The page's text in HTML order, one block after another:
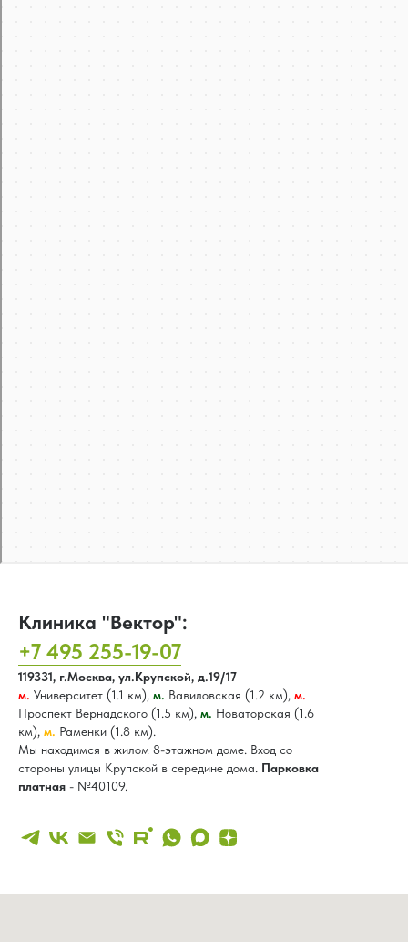
Клиника "Вектор":
+7 495 255-19-07
119331, г.Москва, ул.Крупской, д.19/17
м. Университет (1.1 км), м. Вавиловская (1.2 км), м.
Проспект Вернадского (1.5 км), м. Новаторская (1.6
км), м. Раменки (1.8 км).
Мы находимся в жилом 8-этажном доме. Вход со
стороны улицы Крупской в середине дома. Парковка
платная - №40109.